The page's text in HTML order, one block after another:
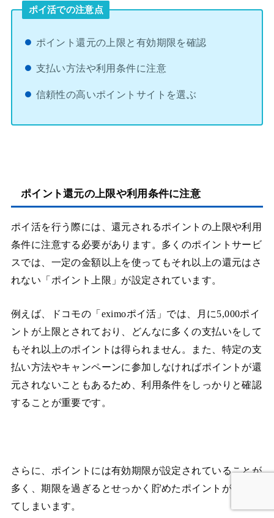
ポイ活での注意点
ポイント還元の上限と有効期限を確認
支払い方法や利用条件に注意
信頼性の高いポイントサイトを選ぶ
ポイント還元の上限や利用条件に注意
ポイ活を行う際には、還元されるポイントの上限や利用
条件に注意する必要があります。多くのポイントサービ
スでは、一定の金額以上を使ってもそれ以上の還元はさ
れない「ポイント上限」が設定されています。
例えば、ドコモの「eximoポイ活」では、月に5,000ポイ
ントが上限とされており、どんなに多くの支払いをして
もそれ以上のポイントは得られません。また、特定の支
払い方法やキャンペーンに参加しなければポイントが還
元されないこともあるため、利用条件をしっかりと確認
することが重要です。
さらに、ポイントには有効期限が設定されていることが
多く、期限を過ぎるとせっかく貯めたポイントが失効し
てしまいます。